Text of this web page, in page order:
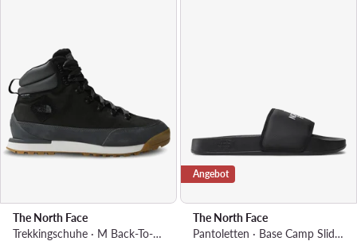
The North Face
Trekkingschuhe · M Back-To-Berkeley Iv Leather WpNF0A817QKT01 · Schwarz
Angebot
The North Face
Pantoletten · Base Camp Slide III NF0A4T2RKY41 · Schwarz